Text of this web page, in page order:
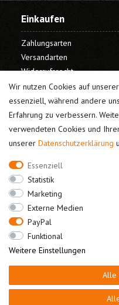
Wir nutzen Cookies auf
essenziell, während andere
Erfahrung zu verbessern.
verwendeten Cookies und
unserer Daten­schutz­erklärung
Essenziell
Statistik
Marketing
Externe Medien
PayPal
Funktional
Weitere Einstellungen
Alle
Einkaufen
Zahlungsarten
Versandarten
Widerrufsrecht
Warenkorb
Kasse
Mein Konto
Registrieren
Login
Unternehmen
Kontakt
Datenschutz
AGB
Impressum
Bestellung widerrufen